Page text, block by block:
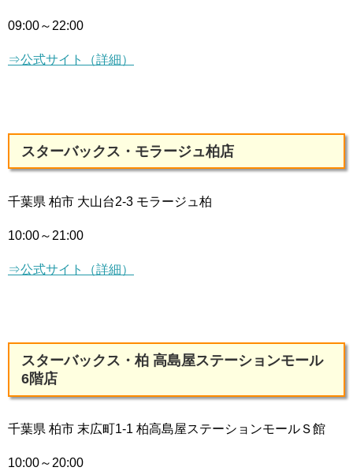
09:00～22:00
⇒公式サイト（詳細）
スターバックス・モラージュ柏店
千葉県 柏市 大山台2-3 モラージュ柏
10:00～21:00
⇒公式サイト（詳細）
スターバックス・柏 高島屋ステーションモール
6階店
千葉県 柏市 末広町1-1 柏高島屋ステーションモールＳ館
10:00～20:00